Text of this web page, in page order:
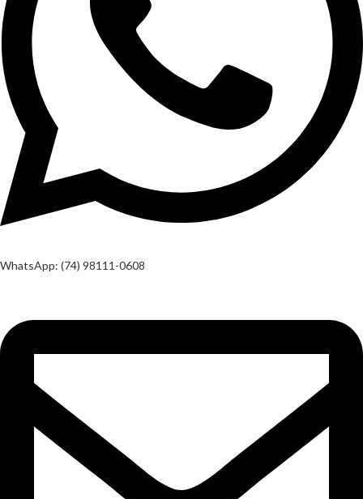
WhatsApp: (74) 98111-0608